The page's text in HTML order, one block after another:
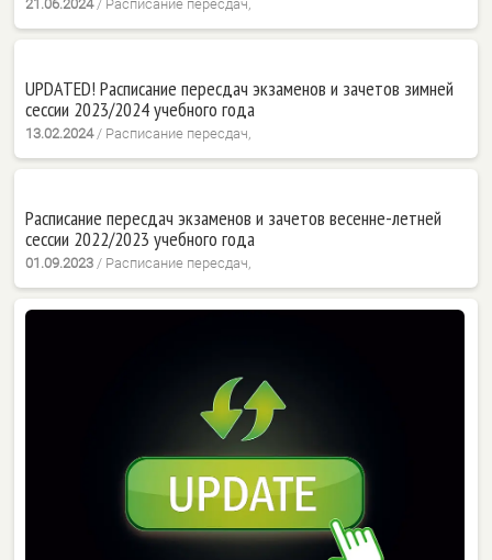
21.06.2024/ Расписание пересдач,
UPDATED! Расписание пересдач экзаменов и зачетов зимней
сессии 2023/2024 учебного года
13.02.2024/ Расписание пересдач,
Расписание пересдач экзаменов и зачетов весенне-летней
сессии 2022/2023 учебного года
01.09.2023 / Расписание пересдач,